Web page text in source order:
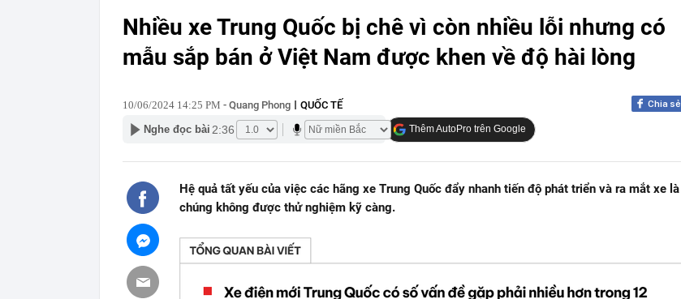
Nhiều xe Trung Quốc bị chê vì còn nhiều lỗi nhưng có
mẫu sắp bán ở Việt Nam được khen về độ hài lòng
10/06/2024 14:25 PM - Quang Phong QUỐC TẾ Chia sẻ
Thêm AutoPro trên Google
Nghe đọc bài 2:36
Hệ quả tất yếu của việc các hãng xe Trung Quốc đẩy nhanh tiến độ phát triển và ra mắt xe là
chúng không được thử nghiệm kỹ càng.